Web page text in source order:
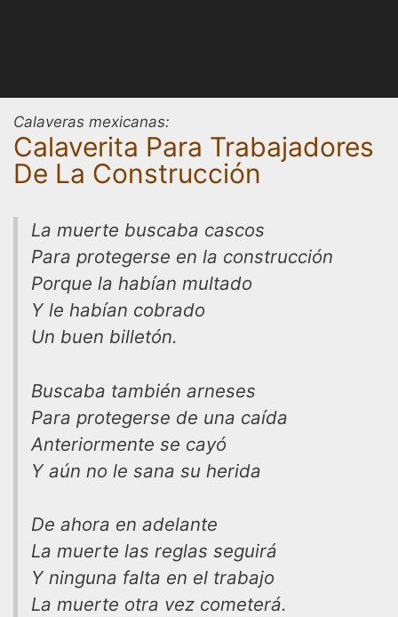
Calaveras mexicanas:
Calaverita Para Trabajadores
De La Construcción
La muerte buscaba cascos
Para protegerse en la construcción
Porque la habían multado
Y le habían cobrado
Un buen billetón.
Buscaba también arneses
Para protegerse de una caída
Anteriormente se cayó
Y aún no le sana su herida
De ahora en adelante
La muerte las reglas seguirá
Y ninguna falta en el trabajo
La muerte otra vez cometerá.